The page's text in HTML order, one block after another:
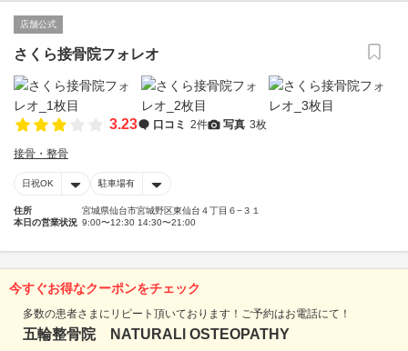
店舗公式
さくら接骨院フォレオ
3.23 口コミ 2件 写真 3枚
接骨・整骨
日祝OK 駐車場有
住所
宮城県仙台市宮城野区東仙台４丁目６−３１
本日の営業状況 9:00〜12:30 14:30〜21:00
今すぐお得なクーポンをチェック
多数の患者さまにリピート頂いております！ご予約はお電話にて！
五輪整骨院 NATURALl OSTEOPATHY